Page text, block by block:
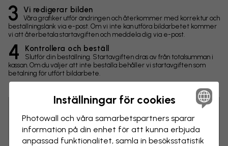
3 Vi redigerar bilden
Våra grafiker utför ändringen och återkommer med korrektur och
beställningslänk via e-post. Om vi inte kan utföra bildarbetet kommer
vi att återbetala startavgiften och meddela dig via e-post.
4 Kontrollera och beställ
Slutför din beställning. Startavgiften dras av från totalsumman i
kassan. Om du väljer att inte beställa behåller vi startavgiften som
betalning för utfört bildarbete.
Tips! Du kan klicka på bilden för att göra en markering och
skriva en kommentar.
Inställningar för cookies
Photowall och våra samarbets­partners sparar
information på din enhet för att kunna erbjuda
anpassad funktionalitet, samla in besöks­statistik